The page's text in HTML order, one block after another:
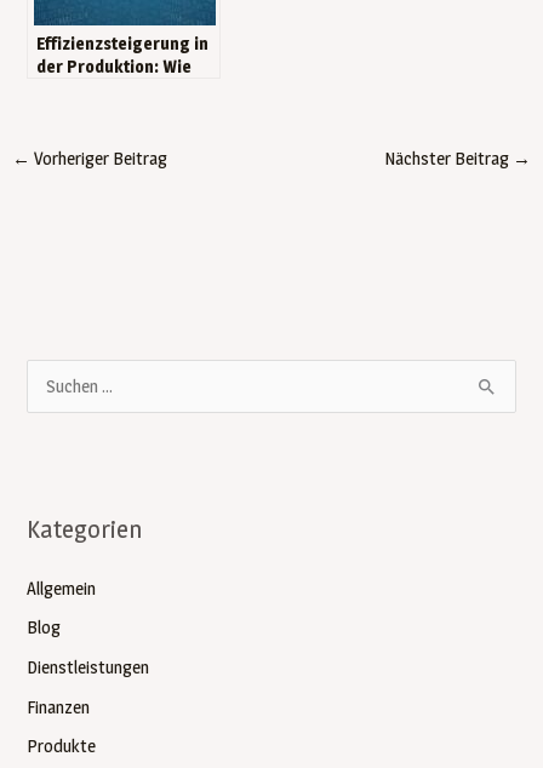
Effizienzsteigerung in
der Produktion: Wie
sparen
← Vorheriger Beitrag Nächster Beitrag →
e
a
c
h
:
Kategorien
Allgemein
Blog
Dienstleistungen
Finanzen
Produkte